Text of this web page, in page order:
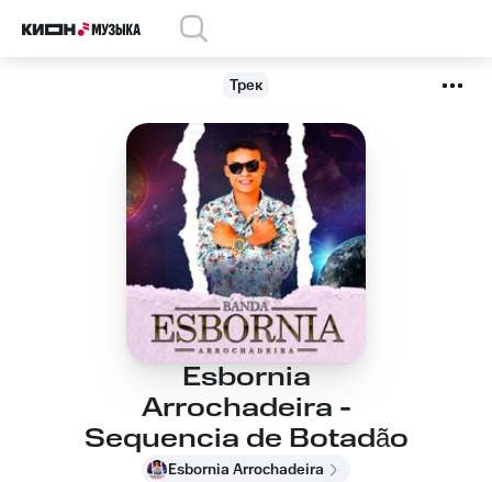
Трек
Esbornia
Arrochadeira -
Sequencia de Botadão
Esbornia Arrochadeira